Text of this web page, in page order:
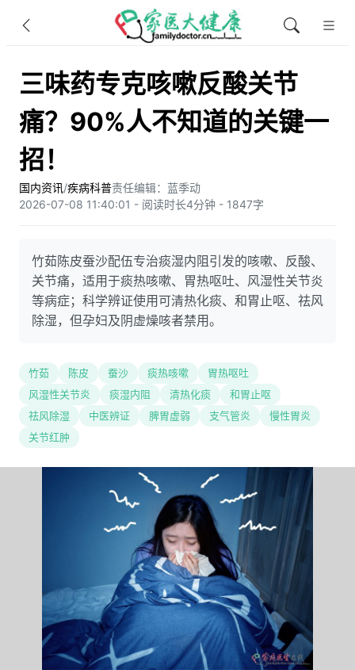
三味药专克咳嗽反酸关节
痛？90%人不知道的关键一
招！
国内资讯/疾病科普责任编辑：蓝季动
2026-07-08 11:40:01 - 阅读时长4分钟 - 1847字
竹茹陈皮蚕沙配伍专治痰湿内阻引发的咳嗽、反酸、
关节痛，适用于痰热咳嗽、胃热呕吐、风湿性关节炎
等病症；科学辨证使用可清热化痰、和胃止呕、祛风
除湿，但孕妇及阴虚燥咳者禁用。
竹茹 陈皮 蚕沙 痰热咳嗽
胃热呕吐
风湿性关节炎
痰湿内阻 清热化痰
和胃止呕
祛风除湿
中医辨证 脾胃虚弱 支气管炎
慢性胃炎
关节红肿